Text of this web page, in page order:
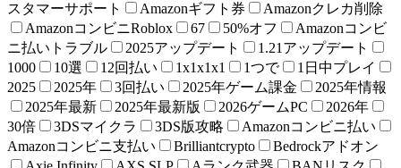
スタマーサポート
Amazonギフト券
Amazonクレカ削除
AmazonコンビニRoblox
67 50%オフ
Amazonコンビ
ニ払いトラブル
2025アップデート
1.21アップデート
1000
10選 12回払い 1x1x1x1 1つで
1日中プレイ
2025
2025年 3回払い 2025年ゲーム課金
2025年情報
2025年最新
2025年最新版 2026ゲームPC
2026年
30倍
3DSマイクラ 3DS版攻略
Amazonコンビニ払い
Amazonコンビニ支払い
Brilliantcrypto
Bedrockアドオン